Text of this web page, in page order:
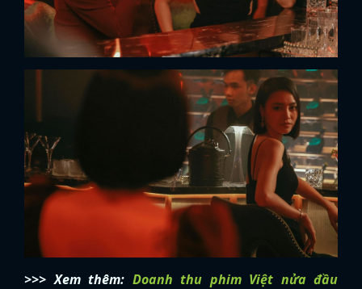
>>> Xem thêm: Doanh thu phim Việt nửa đầu